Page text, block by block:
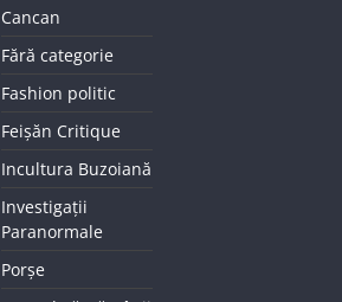
Cancan
Fără categorie
Fashion politic
Feișăn Critique
Incultura Buzoiană
Investigații
Paranormale
Porșe